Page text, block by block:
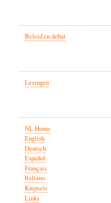
Beleid en debat
Lezingen
NL Home
English
Deutsch
Español
Français
Italiano
Knipsels
Links